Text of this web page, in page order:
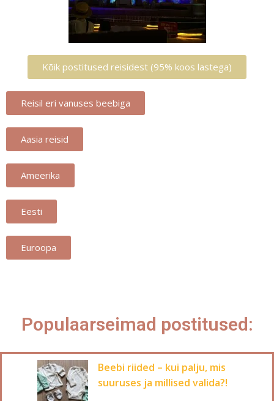
Kõik postitused reisidest (95% koos lastega)
Reisil eri vanuses beebiga
Aasia reisid
Ameerika
Eesti
Euroopa
Populaarseimad postitused:
Beebi riided – kui palju, mis
suuruses ja millised valida?!